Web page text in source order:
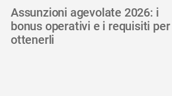
Assunzioni agevolate 2026: i
bonus operativi e i requisiti per
ottenerli